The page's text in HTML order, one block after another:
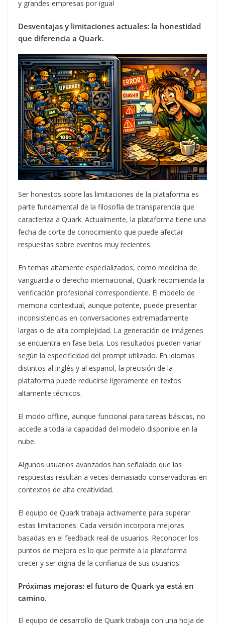
y grandes empresas por igual
Desventajas y limitaciones actuales: la honestidad
que diferencia a Quark.
Ser honestos sobre las limitaciones de la plataforma es
parte fundamental de la filosofía de transparencia que
caracteriza a Quark. Actualmente, la plataforma tiene una
fecha de corte de conocimiento que puede afectar
respuestas sobre eventos muy recientes.
En temas altamente especializados, como medicina de
vanguardia o derecho internacional, Quark recomienda la
verificación profesional correspondiente. El modelo de
memoria contextual, aunque potente, puede presentar
inconsistencias en conversaciones extremadamente
largas o de alta complejidad. La generación de imágenes
se encuentra en fase beta. Los resultados pueden variar
según la especificidad del prompt utilizado. En idiomas
distintos al inglés y al español, la precisión de la
plataforma puede reducirse ligeramente en textos
altamente técnicos.
El modo offline, aunque funcional para tareas básicas, no
accede a toda la capacidad del modelo disponible en la
nube.
Algunos usuarios avanzados han señalado que las
respuestas resultan a veces demasiado conservadoras en
contextos de alta creatividad.
El equipo de Quark trabaja activamente para superar
estas limitaciones. Cada versión incorpora mejoras
basadas en el feedback real de usuarios. Reconocer los
puntos de mejora es lo que permite a la plataforma
crecer y ser digna de la confianza de sus usuarios.
Próximas mejoras: el futuro de Quark ya está en
camino.
El equipo de desarrollo de Quark trabaja con una hoja de